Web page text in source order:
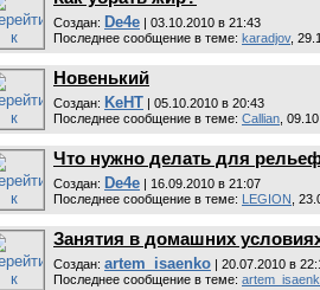
Cоздан: De4e | 03.10.2010 в 21:43
Последнее сообщение в теме: karadjov,
Новенький
Cоздан: KeHT | 05.10.2010 в 20:43
Последнее сообщение в теме: Callian ,
Что нужно делать для
Cоздан: De4e | 16.09.2010 в 21:07
Последнее сообщение в теме: LEGION ,
Занятия в домашних
Cоздан: artem_isaenko | 20.07.2010 в
Последнее сообщение в теме: